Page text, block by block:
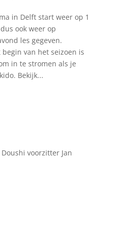
in Delft start weer op 1
ook weer op
les gegeven.
van het seizoen is
in te stromen als je
Bekijk...
voorzitter Jan